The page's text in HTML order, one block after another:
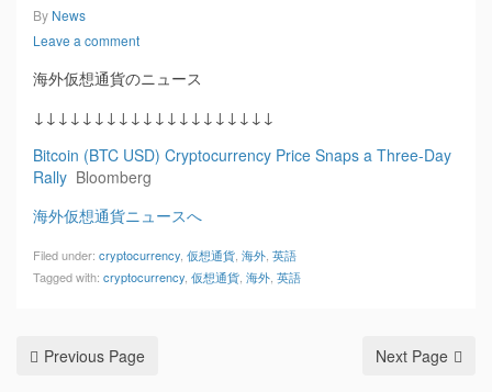
By News
Leave a comment
海外仮想通貨のニュース
↓↓↓↓↓↓↓↓↓↓↓↓↓↓↓↓↓↓↓↓
Bitcoin (BTC USD) Cryptocurrency Price Snaps a Three-Day
Rally Bloomberg
海外仮想通貨ニュースへ
Filed under: cryptocurrency 仮想通貨 海外 英語
Tagged with: cryptocurrency 仮想通貨 海外 英語
Previous Page Next Page